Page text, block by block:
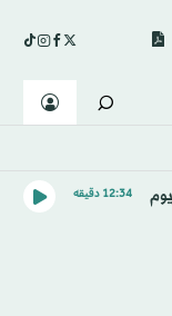
12:34 دقيقه